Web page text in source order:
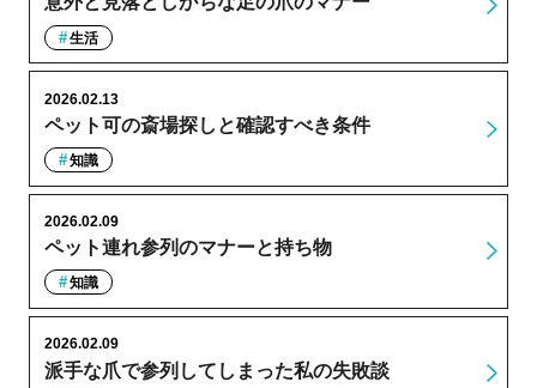
生活
ペット可の斎場探しと確認すべき条件
2026.02.13
知識
ペット連れ参列のマナーと持ち物
2026.02.09
知識
派手な爪で参列してしまった私の失敗談
2026.02.09